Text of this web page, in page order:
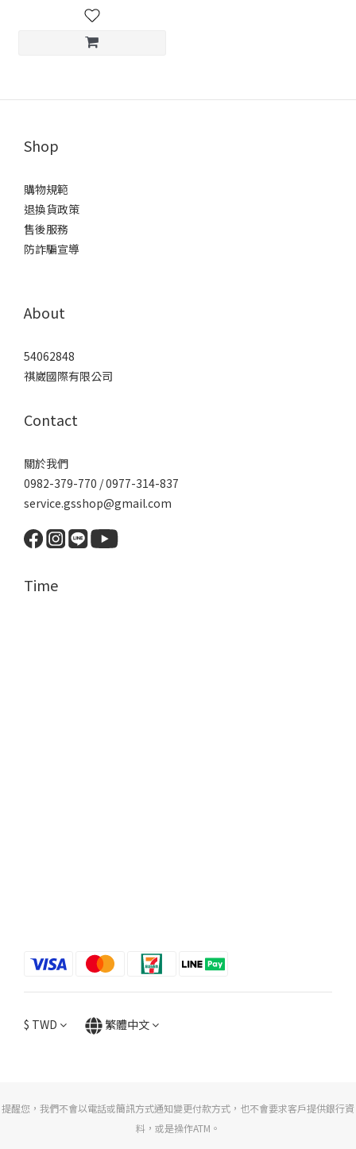
Shop
購物規範
退換貨政策
售後服務
防詐騙宣導
About
54062848
祺崴國際有限公司
Contact
關於我們
0982-379-770 / 0977-314-837
service.gsshop@gmail.com
Time
$ TWD 繁體中文
提醒您，我們不會以電話或簡訊方式通知變更付款方式，也不會要求客戶提供銀行資
料，或是操作ATM。